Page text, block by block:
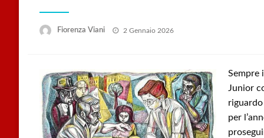
Fiorenza Viani
Posted
2 Gennaio 2026
Sempre
Junior
per